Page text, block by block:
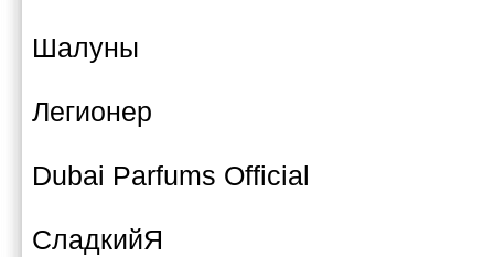
Шалуны
Легионер
Dubai Parfums Official
СладкийЯ